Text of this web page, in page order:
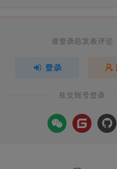
请登录后发表评论
登录
社交账号登录